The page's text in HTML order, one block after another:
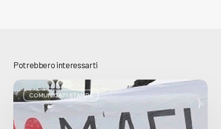
Potrebbero interessarti
COMUNICATI STAMPA
Basta
bugie,
Regione
Lombardia